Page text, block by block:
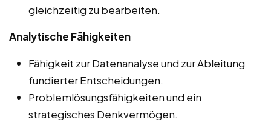
gleichzeitig zu bearbeiten.
Analytische Fähigkeiten
Fähigkeit zur Datenanalyse und zur Ableitung
fundierter Entscheidungen.
Problemlösungsfähigkeiten und ein
strategisches Denkvermögen.